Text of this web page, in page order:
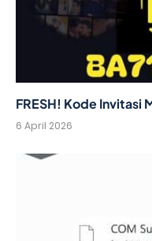
FRESH! Kode Invitasi
6 April 2026